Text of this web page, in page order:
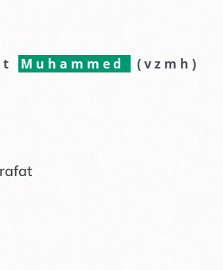
Muhammed (vzmh)